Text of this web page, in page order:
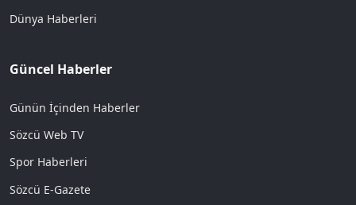
Dünya Haberleri
Güncel Haberler
Günün İçinden Haberler
Sözcü Web TV
Spor Haberleri
Sözcü E-Gazete